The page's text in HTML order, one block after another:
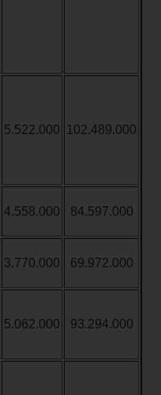
5.522.000 102.489.000
4.558.000 84.597.000
3.770.000 69.972.000
5.062.000 93.294.000